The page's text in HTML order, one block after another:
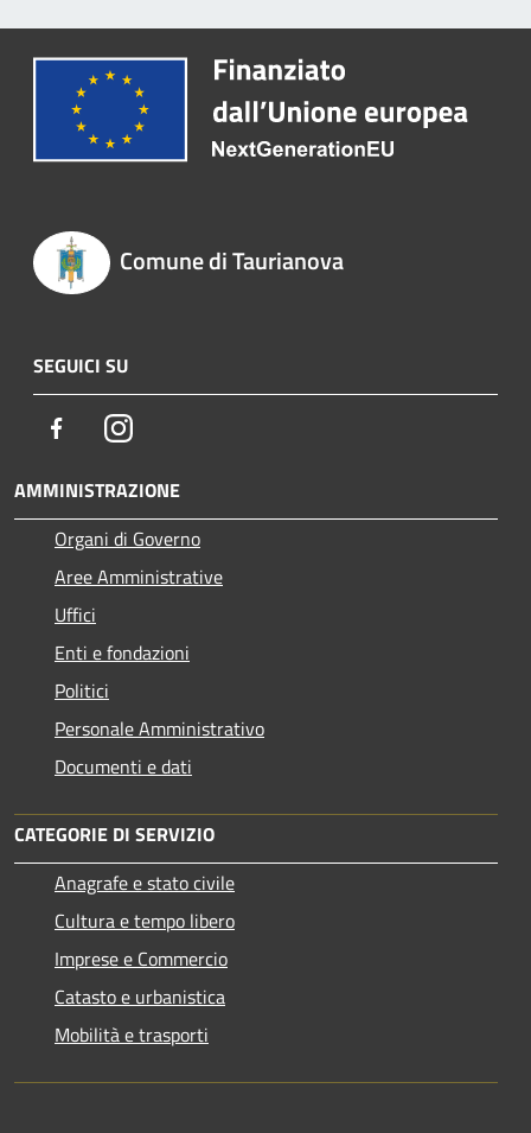
Comune di Taurianova
SEGUICI SU
FacebookInstagram
AMMINISTRAZIONE
Organi di Governo
Aree Amministrative
Uffici
Enti e fondazioni
Politici
Personale Amministrativo
Documenti e dati
CATEGORIE DI SERVIZIO
Anagrafe e stato civile
Cultura e tempo libero
Imprese e Commercio
Catasto e urbanistica
Mobilità e trasporti